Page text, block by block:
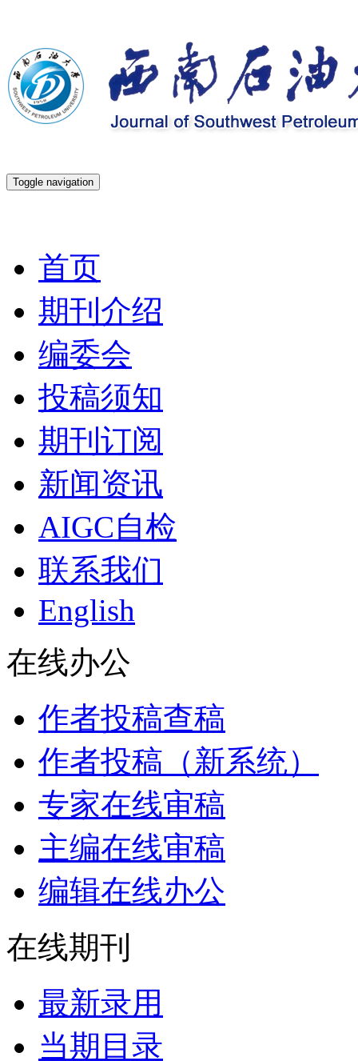
Toggle navigation
首页
期刊介绍
编委会
投稿须知
期刊订阅
新闻资讯
AIGC自检
联系我们
English
在线办公
作者投稿查稿
作者投稿（新系统）
专家在线审稿
主编在线审稿
编辑在线办公
在线期刊
最新录用
当期目录